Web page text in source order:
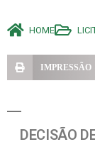
HOME
IMPRESSÃO
DECISÃO